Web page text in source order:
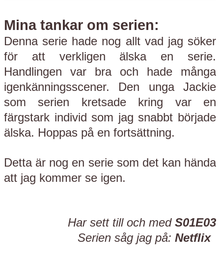
Mina tankar om serien:
Denna serie hade nog allt vad jag söker
för att verkligen älska en serie.
Handlingen var bra och hade många
igenkänningsscener. Den unga Jackie
som serien kretsade kring var en
färgstark individ som jag snabbt började
älska. Hoppas på en fortsättning.
Detta är nog en serie som det kan hända
att jag kommer se igen.
Har sett till och med S01E03
Serien såg jag på: Netflix